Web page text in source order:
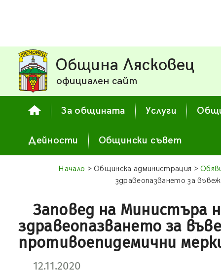
Община Лясковец
официален сайт
За общината Услуги
Дейности Общински съвет
Начало > Общинска администрация >
здравеопазването за
Заповед на Министъра
здравеопазването за
противоепидемични
12.11.2020